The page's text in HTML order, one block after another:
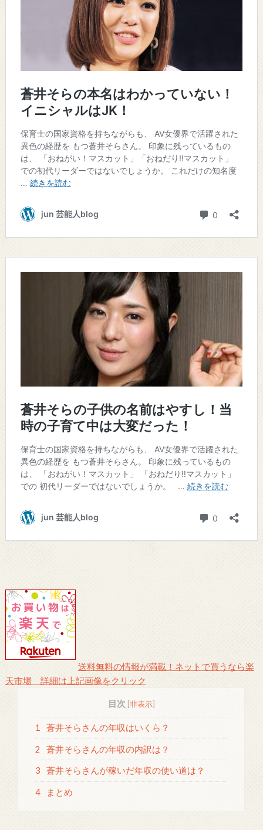
送料無料の情報が満載！ネットで買うなら楽
天市場 詳細は上記画像をクリック
目次 [非表示]
1 蒼井そらさんの年収はいくら？
2 蒼井そらさんの年収の内訳は？
3 蒼井そらさんが稼いだ年収の使い道は？
4 まとめ